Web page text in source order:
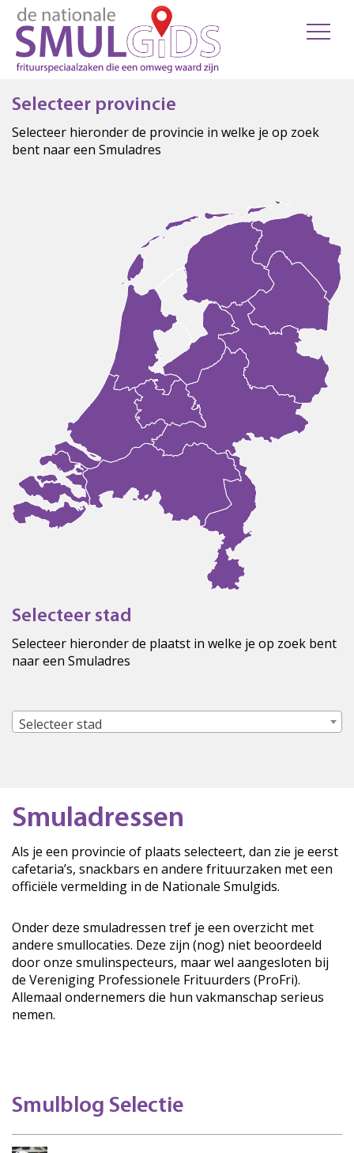
Selecteer provincie
Selecteer hieronder de provincie in welke je op zoek
bent naar een Smuladres
Selecteer stad
Selecteer hieronder de plaatst in welke je op zoek bent
naar een Smuladres
Selecteer stad
Smuladressen
Als je een provincie of plaats selecteert, dan zie je eerst
cafetaria’s, snackbars en andere frituurzaken met een
officiële vermelding in de Nationale Smulgids.
Onder deze smuladressen tref je een overzicht met
andere smullocaties. Deze zijn (nog) niet beoordeeld
door onze smulinspecteurs, maar wel aangesloten bij
de Vereniging Professionele Frituurders (ProFri).
Allemaal ondernemers die hun vakmanschap serieus
nemen.
Smulblog Selectie